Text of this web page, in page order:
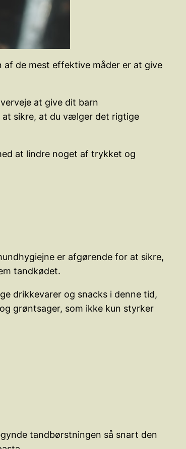
de mest effektive måder er at give
at give dit barn
sikre, at du vælger det rigtige
at lindre noget af trykket og
er afgørende for at sikre,
tandkødet.
drikkevarer og snacks i denne tid,
grøntsager, som ikke kun styrker
tandbørstningen så snart den